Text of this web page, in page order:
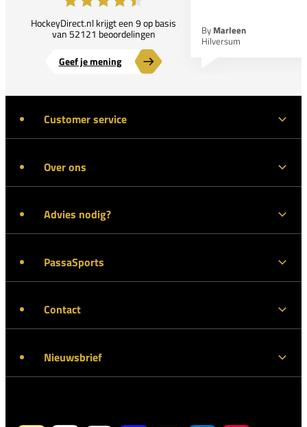
HockeyDirect.nl krijgt een 9 op basis
van 52121 beoordelingen
Geef je mening
By Marleen
Hilversum
Customer service
Over ons
Advies nodig?
PassaSports
Contact
Nieuwsbrief